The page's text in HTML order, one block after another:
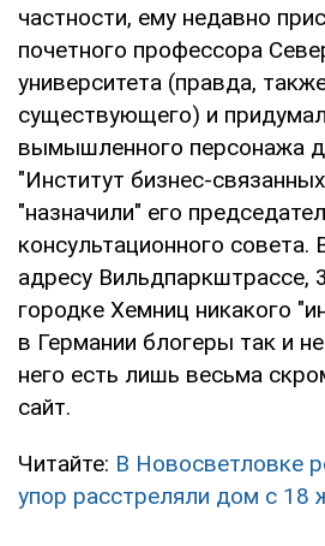
частности, ему недавно
почетного профессора
университета (правда,
существующего) и
вымышленного персонажа
"Институт бизнес-
"назначили" его
консультационного совета.
адресу Вильдпаркштрассе,
городке Хемниц никакого
в Германии блогеры так и
него есть лишь весьма
сайт.
Читайте: В Новосветловке
упор расстреляли дом с